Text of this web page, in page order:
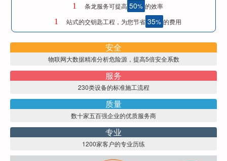
1 条龙服务可提高 50% 的效率
1 站式的交钥匙工程，为您节省 35% 的费用
安全
物联网大数据精准分析危险源，提高5倍安全系数
服务
230类设备的标准施工流程
质量
数十家五百强企业的优质服务商
专业
1200家客户的专业历练